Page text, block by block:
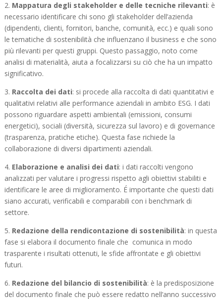
2. Mappatura degli stakeholder e delle tecniche rilevanti: è
necessario identificare chi sono gli stakeholder dell’azienda
(dipendenti, clienti, fornitori, banche, comunità, ecc.) e quali sono
le tematiche di sostenibilità che influenzano il business e che sono
più rilevanti per questi gruppi. Questo passaggio, noto come
analisi di materialità, aiuta a focalizzarsi su ciò che ha un impatto
significativo.
3. Raccolta dei dati: si procede alla raccolta di dati quantitativi e
qualitativi relativi alle performance aziendali in ambito ESG. I dati
possono riguardare aspetti ambientali (emissioni, consumi
energetici), sociali (diversità, sicurezza sul lavoro) e di governance
(trasparenza, pratiche etiche). Questa fase richiede la
collaborazione di diversi dipartimenti aziendali.
4. Elaborazione e analisi dei dati: i dati raccolti vengono
analizzati per valutare i progressi rispetto agli obiettivi stabiliti e
identificare le aree di miglioramento. É importante che questi dati
siano accurati, verificabili e comparabili con i benchmark di
settore.
5. Redazione della rendicontazione di sostenibilità: in questa
fase si elabora il documento finale che comunica in modo
trasparente i risultati ottenuti, le sfide affrontate e gli obiettivi
futuri.
6. Redazione del bilancio di sostenibilità: è la predisposizione
del documento finale che può essere redatto nell’anno successivo